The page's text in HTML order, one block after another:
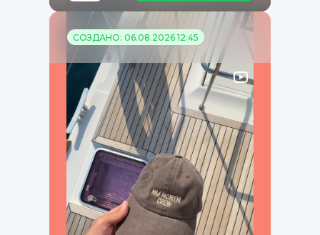
СОЗДАНО: 06.08.2026 12:45